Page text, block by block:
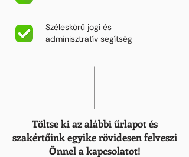
Széleskörű jogi és
adminisztratív segítség
Töltse ki az alábbi űrlapot és
szakértőink egyike rövidesen felveszi
Önnel a kapcsolatot!